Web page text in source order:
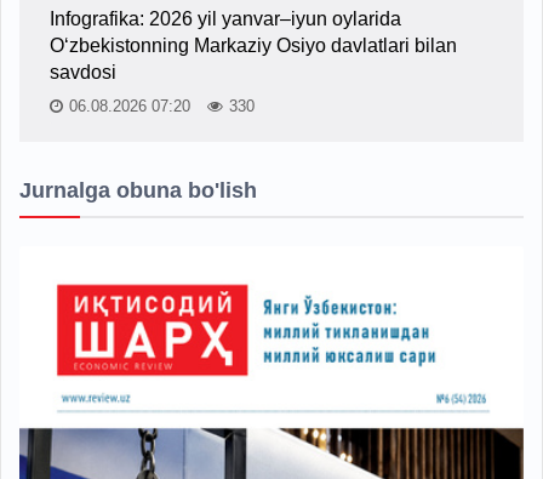
Infografika: 2026 yil yanvar–iyun oylarida
O‘zbekistonning Markaziy Osiyo davlatlari bilan
savdosi
06.08.2026 07:20 330
Jurnalga obuna bo'lish